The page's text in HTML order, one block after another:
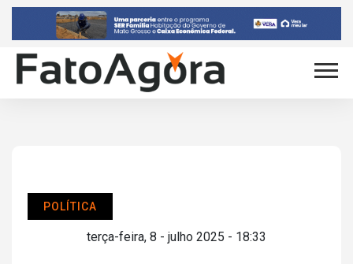
POLÍTICA
terça-feira, 8 - julho 2025 - 18:33